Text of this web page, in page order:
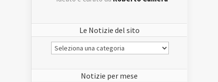
Le Notizie del sito
Le
Notizie
Notizie per mese